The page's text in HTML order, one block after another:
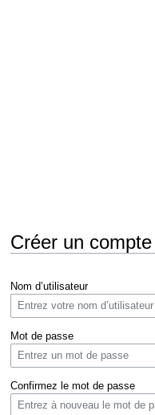
Créer un compte
à
navigation
à
recherche
Nom d’utilisateur
Mot de passe
Confirmez le mot de passe